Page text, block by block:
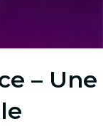
– Une